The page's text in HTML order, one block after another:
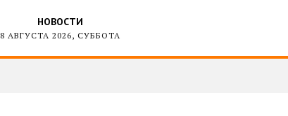
НОВОСТИ
8 АВГУСТА 2026, СУББОТА